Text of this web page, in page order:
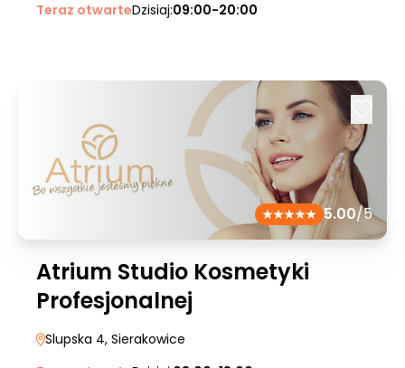
Teraz otwarteDzisiaj:09:00-20:00
5.00/5
Atrium Studio Kosmetyki
Profesjonalnej
Slupska 4, Sierakowice